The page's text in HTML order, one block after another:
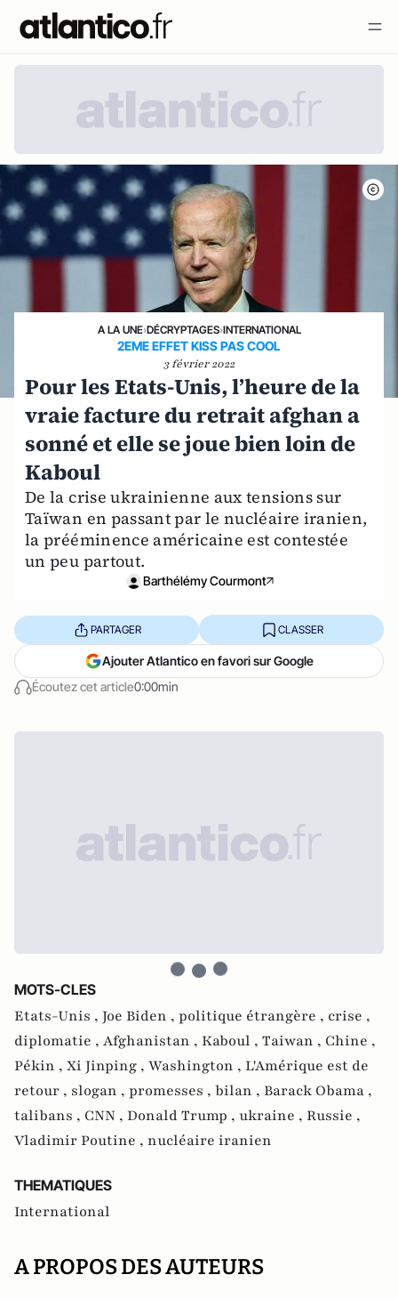
A LA UNE›DÉCRYPTAGES›INTERNATIONAL
2EME EFFET KISS PAS COOL
3 février 2022
Pour les Etats-Unis, l’heure de la
vraie facture du retrait afghan a
sonné et elle se joue bien loin de
Kaboul
De la crise ukrainienne aux tensions sur
Taïwan en passant par le nucléaire iranien,
la prééminence américaine est contestée
un peu partout.
Barthélémy Courmont
Écoutez cet article0:00min
PARTAGER CLASSER
Ajouter Atlantico en favori sur Google
MOTS-CLES
Etats-Unis , Joe Biden , politique étrangère , crise ,
diplomatie , Afghanistan , Kaboul , Taiwan , Chine ,
Pékin , Xi Jinping , Washington , L'Amérique est de
retour , slogan , promesses , bilan , Barack Obama ,
talibans , CNN , Donald Trump , ukraine , Russie ,
Vladimir Poutine , nucléaire iranien
THEMATIQUES
International
A PROPOS DES AUTEURS